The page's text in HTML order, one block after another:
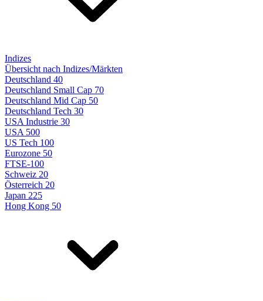
Indizes
Übersicht nach Indizes/Märkten
Deutschland 40
Deutschland Small Cap 70
Deutschland Mid Cap 50
Deutschland Tech 30
USA Industrie 30
USA 500
US Tech 100
Eurozone 50
FTSE-100
Schweiz 20
Österreich 20
Japan 225
Hong Kong 50